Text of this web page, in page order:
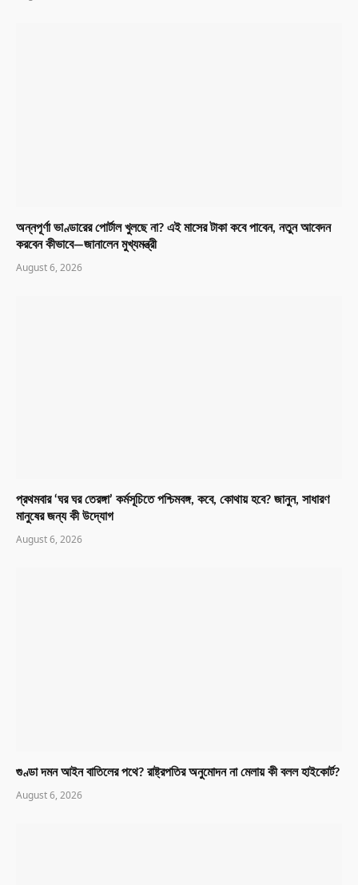
অন্নপূর্ণা ভাণ্ডারের পোর্টাল খুলছে না? এই মাসের টাকা কবে পাবেন, নতুন আবেদন
করবেন কীভাবে—জানালেন মুখ্যমন্ত্রী
August 6, 2026
প্রথমবার ‘ঘর ঘর তেরঙ্গা’ কর্মসূচিতে পশ্চিমবঙ্গ, কবে, কোথায় হবে? জানুন, সাধারণ
মানুষের জন্য কী উদ্যোগ
August 6, 2026
গুণ্ডা দমন আইন বাতিলের পথে? রাষ্ট্রপতির অনুমোদন না মেলায় কী বলল হাইকোর্ট?
August 6, 2026